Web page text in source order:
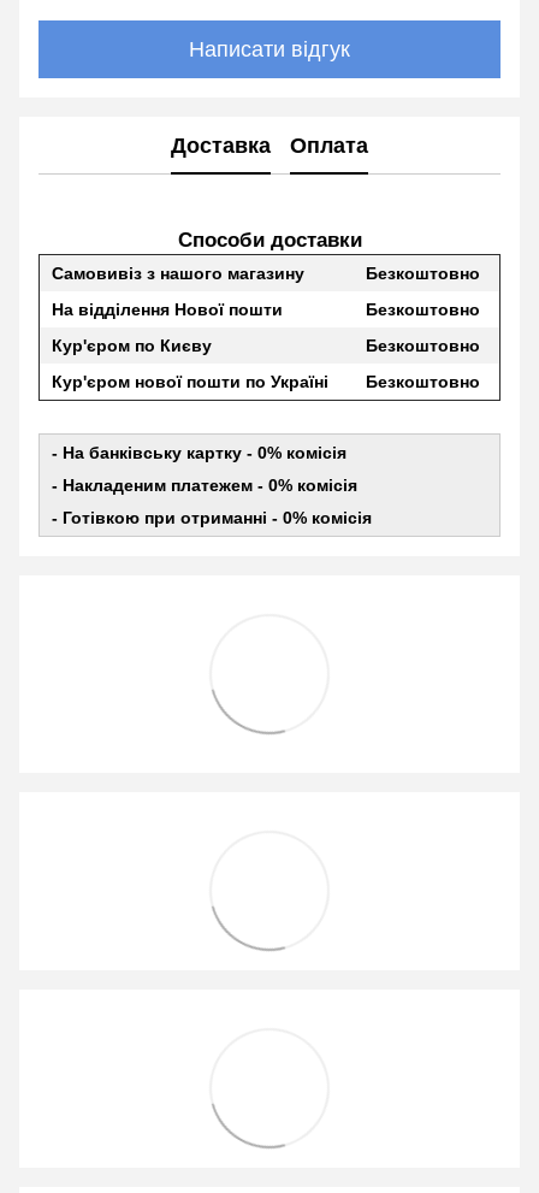
Написати відгук
Доставка Оплата
Способи доставки
Самовивіз з нашого магазину
Безкоштовно
На відділення Нової пошти
Безкоштовно
Кур'єром по Києву
Безкоштовно
Кур'єром нової пошти по Україні
Безкоштовно
- На банківську картку - 0% комісія
- Накладеним платежем - 0% комісія
- Готівкою при отриманні - 0% комісія